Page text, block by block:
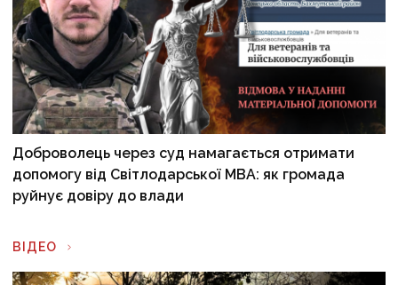
Доброволець через суд намагається отримати
допомогу від Світлодарської МВА: як громада
руйнує довіру до влади
ВІДЕО